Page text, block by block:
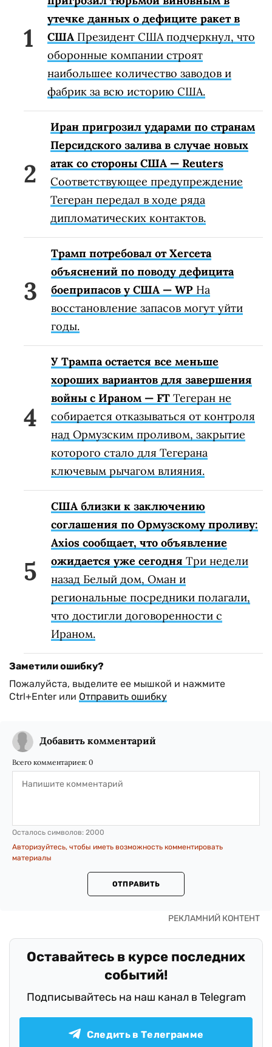
утечке данных о дефиците ракет в
США Президент США подчеркнул, что
оборонные компании строят
наибольшее количество заводов и
фабрик за всю историю США.
Иран пригрозил ударами по странам
Персидского залива в случае новых
атак со стороны США — Reuters
Соответствующее предупреждение
Тегеран передал в ходе ряда
дипломатических контактов.
Трамп потребовал от Хегсета
объяснений по поводу дефицита
боеприпасов у США — WP На
восстановление запасов могут уйти
годы.
У Трампа остается все меньше
хороших вариантов для завершения
войны с Ираном — FT Тегеран не
собирается отказываться от контроля
над Ормузским проливом, закрытие
которого стало для Тегерана
ключевым рычагом влияния.
США близки к заключению
соглашения по Ормузскому проливу:
Axios сообщает, что объявление
ожидается уже сегодня Три недели
назад Белый дом, Оман и
региональные посредники полагали,
что достигли договоренности с
Ираном.
Заметили ошибку?
Пожалуйста, выделите ее мышкой и нажмите
Ctrl+Enter или Отправить ошибку
Добавить комментарий
Всего комментариев: 0
Осталось символов: 2000
Авторизуйтесь, чтобы иметь возможность комментировать
материалы
ОТПРАВИТЬ
Оставайтесь в курсе последних
событий!
Подписывайтесь на наш канал в Telegram
Следить в Телеграмме